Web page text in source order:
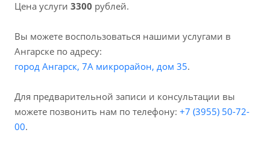
Цена услуги 3300 рублей.
Вы можете воспользоваться нашими услугами в
Ангарске по адресу:
город Ангарск, 7А микрорайон, дом 35.
Для предварительной записи и консультации вы
можете позвонить нам по телефону: +7 (3955) 50-72-
00.